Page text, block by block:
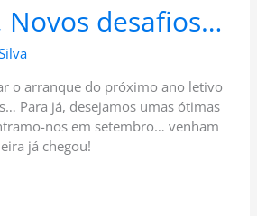
Novos desafios…
o arranque do próximo ano letivo
Para já, desejamos umas ótimas
nos em setembro… venham
já chegou!